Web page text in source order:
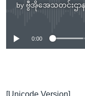
by ဗွီအိုအေသတင်းဌာန
No
0:00
[Unicode Version]